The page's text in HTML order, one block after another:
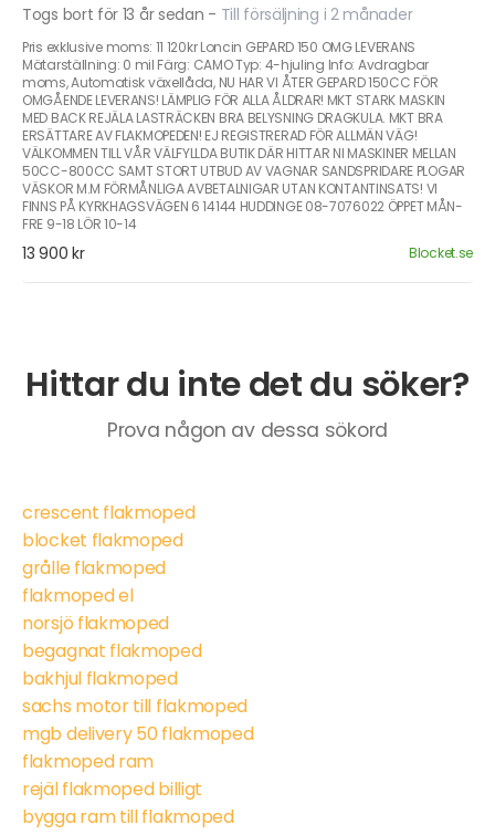
Togs bort för 13 år sedan - Till försäljning i 2 månader
Pris exklusive moms: 11 120kr Loncin GEPARD 150 OMG LEVERANS
Mätarställning: 0 mil Färg: CAMO Typ: 4-hjuling Info: Avdragbar
moms, Automatisk växellåda, NU HAR VI ÅTER GEPARD 150CC FÖR
OMGÅENDE LEVERANS! LÄMPLIG FÖR ALLA ÅLDRAR! MKT STARK MASKIN
MED BACK REJÄLA LASTRÄCKEN BRA BELYSNING DRAGKULA. MKT BRA
ERSÄTTARE AV FLAKMOPEDEN! EJ REGISTRERAD FÖR ALLMÄN VÄG!
VÄLKOMMEN TILL VÅR VÄLFYLLDA BUTIK DÄR HITTAR NI MASKINER MELLAN
50CC-800CC SAMT STORT UTBUD AV VAGNAR SANDSPRIDARE PLOGAR
VÄSKOR M.M FÖRMÅNLIGA AVBETALNIGAR UTAN KONTANTINSATS! VI
FINNS PÅ KYRKHAGSVÄGEN 6 14144 HUDDINGE 08-7076022 ÖPPET MÅN-
FRE 9-18 LÖR 10-14
13 900 kr Blocket.se
Hittar du inte det du söker?
Prova någon av dessa sökord
crescent flakmoped
blocket flakmoped
grålle flakmoped
flakmoped el
norsjö flakmoped
begagnat flakmoped
bakhjul flakmoped
sachs motor till flakmoped
mgb delivery 50 flakmoped
flakmoped ram
rejäl flakmoped billigt
bygga ram till flakmoped